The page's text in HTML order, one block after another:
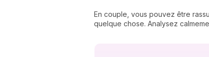
En couple, vous pouvez être
quelque chose. Analysez